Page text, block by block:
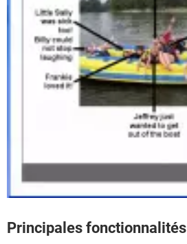
Principales fonctionnalités